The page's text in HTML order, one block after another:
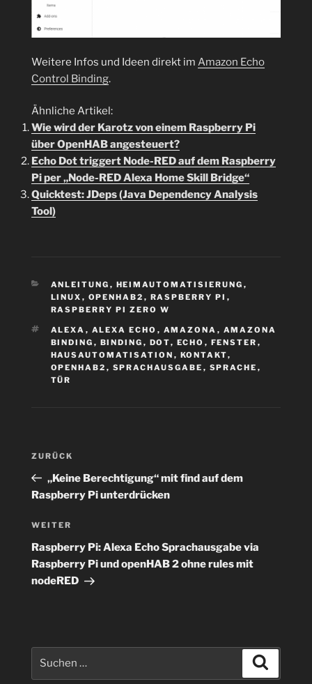
Weitere Infos und Ideen direkt im Amazon Echo
Control Binding.
Ähnliche Artikel:
Wie wird der Karotz von einem Raspberry Pi
über OpenHAB angesteuert?
Echo Dot triggert Node-RED auf dem Raspberry
Pi per „Node-RED Alexa Home Skill Bridge“
Quicktest: JDeps (Java Dependency Analysis
Tool)
KATEGORIEN
ANLEITUNG , HEIMAUTOMATISIERUNG ,
LINUX , OPENHAB2 , RASPBERRY PI ,
RASPBERRY PI ZERO W
SCHLAGWÖRTER
ALEXA , ALEXA ECHO , AMAZONA , AMAZONA
BINDING , BINDING , DOT, ECHO , FENSTER ,
HAUSAUTOMATISATION , KONTAKT,
OPENHAB2 , SPRACHAUSGABE , SPRACHE ,
TÜR
Beitragsnavigation
Vorheriger
Beitrag
ZURÜCK
„Keine Berechtigung“ mit find auf dem
Raspberry Pi unterdrücken
Nächster
Beitrag
WEITER
Raspberry Pi: Alexa Echo Sprachausgabe via
Raspberry Pi und openHAB 2 ohne rules mit
nodeRED